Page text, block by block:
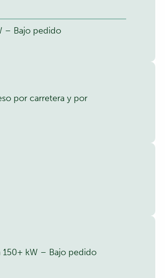
– Bajo pedido
por carretera y por
150+ kW – Bajo pedido